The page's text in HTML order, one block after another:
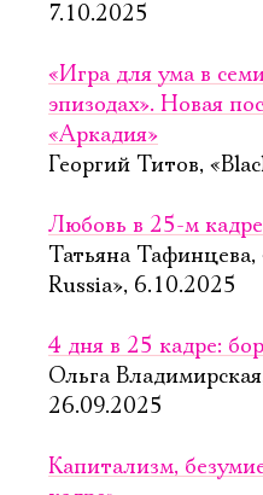
7.10.2025
«Игра для ума в
эпизодах». Новая
«Аркадия»
Георгий Титов,
Любовь в 25-м кадре
Татьяна
Russia», 6.10.2025
4 дня в 25 кадре:
Ольга
26.09.2025
Капитализм,